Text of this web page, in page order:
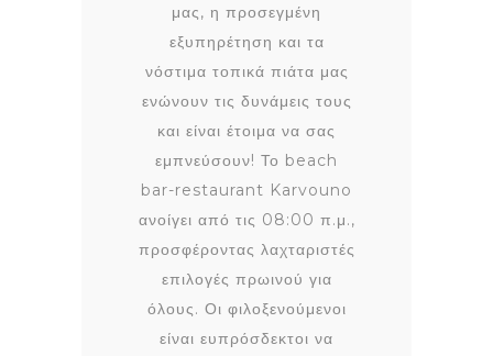
μας, η προσεγμένη
εξυπηρέτηση και τα
νόστιμα τοπικά πιάτα μας
ενώνουν τις δυνάμεις τους
και είναι έτοιμα να σας
εμπνεύσουν! Το beach
bar-restaurant Karvouno
ανοίγει από τις 08:00 π.μ.,
προσφέροντας λαχταριστές
επιλογές πρωινού για
όλους. Οι φιλοξενούμενοι
είναι ευπρόσδεκτοι να